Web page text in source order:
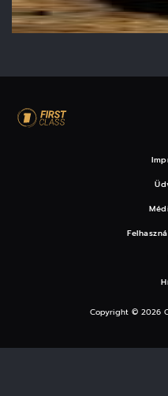
Copyright © 2026